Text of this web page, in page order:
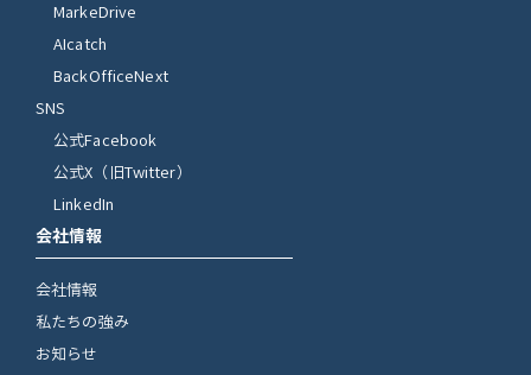
MarkeDrive
AIcatch
BackOfficeNext
SNS
公式Facebook
公式X（旧Twitter）
LinkedIn
会社情報
会社情報
私たちの強み
お知らせ